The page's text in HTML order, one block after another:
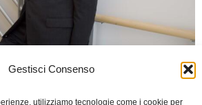
Gestisci Consenso
utilizziamo tecnologie come i cookie per
2026 0
Planck. Il dialogo ripercorre i principali